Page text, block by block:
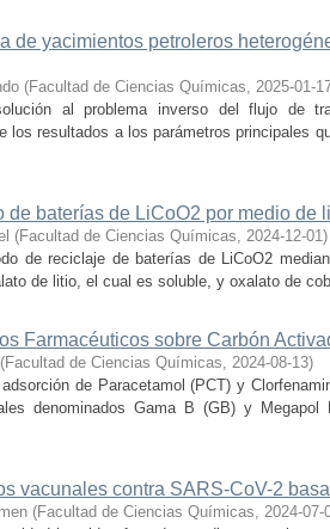
de yacimientos petroleros
(Facultad de Ciencias Químicas, 2025-01-
al problema inverso del flujo de
los resultados a los parámetros principales
de baterías de LiCoO2 por medio de
(Facultad de Ciencias Químicas, 2024-12-01)
de reciclaje de baterías de LiCoO2
de litio, el cual es soluble, y oxalato de
Farmacéuticos sobre Carbón
(Facultad de Ciencias Químicas, 2024-08-13)
de Paracetamol (PCT) y
denominados Gama B (GB) y
vacunales contra SARS-CoV-2
(Facultad de Ciencias Químicas, 2024-07-